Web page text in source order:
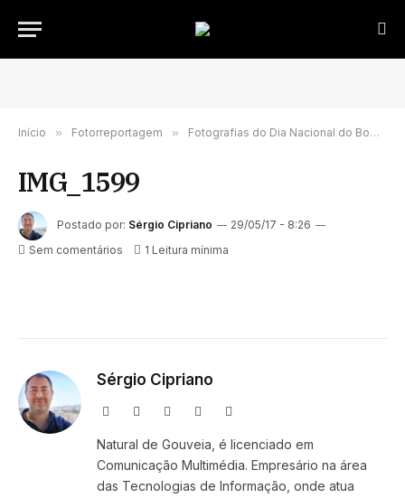
Início » Fotorreportagem » Fotografias do Dia Nacional do Bombeiro Português
IMG_1599
Postado por: Sérgio Cipriano
29/05/17 - 8:26
Sem comentários
1 Leitura mínima
Sérgio Cipriano
Website Facebook Instagram
Natural de Gouveia, é licenciado em
Comunicação Multimédia. Empresário na área
das Tecnologias de Informação, onde atua